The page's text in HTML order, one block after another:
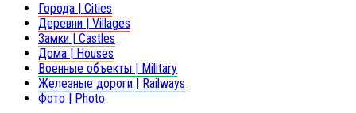
Города | Cities
Деревни | Villages
Замки | Castles
Дома | Houses
Военные объекты | Military
Железные дороги | Railways
Фото | Photo